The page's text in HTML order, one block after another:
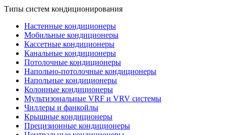
Типы систем кондиционирования
Настенные кондиционеры
Мобильные кондиционеры
Кассетные кондиционеры
Канальные кондиционеры
Потолочные кондиционеры
Напольно-потолочные кондиционеры
Напольные кондиционеры
Колонные кондиционеры
Мультизональные VRF и VRV системы
Чиллеры и фанкойлы
Крышные кондиционеры
Прецизионные кондиционеры